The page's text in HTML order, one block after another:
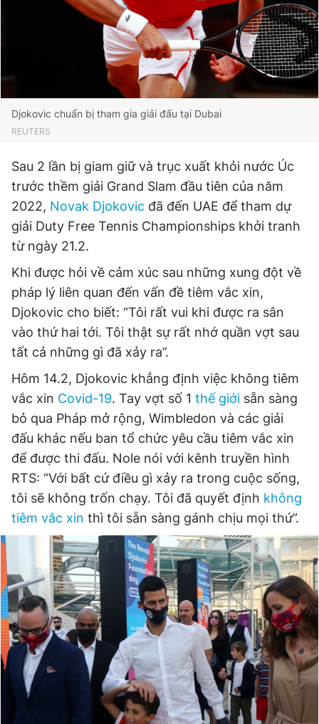
Đọc Thanh Niên trên điện thoại
Theo dõi báo trên
0906 645 777 0908 780 404
Đặt báo Quảng cáo RSS Tòa soạn Chính sách bảo
Tổng biên tập: Nguyễn Ngọc Toàn
Phó tổng biên tập thường trực: Hải Thành
Phó tổng biên tập: Trần Việt Hưng
Tổng thư ký tòa soạn: Đức Trung
Giấy phép xuất bản số 110/GP - BTTTT cấp ngày 24.3.2020
© 2003-2026 Bản quyền thuộc về Báo Thanh Niên. Cấm sao
chép dưới mọi hình thức nếu không có sự chấp thuận bằng văn
bản. Phát triển bởi ePi Technologies, JSC.
Djokovic chuẩn bị tham gia giải đấu tại Dubai
REUTERS
Sau 2 lần bị giam giữ và trục xuất khỏi nước Úc
trước thềm giải Grand Slam đầu tiên của năm
2022, Novak Djokovic đã đến UAE để tham dự
giải Duty Free Tennis Championships khởi tranh
từ ngày 21.2.
Khi được hỏi về cảm xúc sau những xung đột về
pháp lý liên quan đến vấn đề tiêm vắc xin,
Djokovic cho biết: “Tôi rất vui khi được ra sân
vào thứ hai tới. Tôi thật sự rất nhớ quần vợt sau
tất cả những gì đã xảy ra”.
Hôm 14.2, Djokovic khẳng định việc không tiêm
vắc xin Covid-19. Tay vợt số 1 thế giới sẵn sàng
bỏ qua Pháp mở rộng, Wimbledon và các giải
đấu khác nếu ban tổ chức yêu cầu tiêm vắc xin
để được thi đấu. Nole nói với kênh truyền hình
RTS: “Với bất cứ điều gì xảy ra trong cuộc sống,
tôi sẽ không trốn chạy. Tôi đã quyết định không
tiêm vắc xin thì tôi sẵn sàng gánh chịu mọi thứ”.